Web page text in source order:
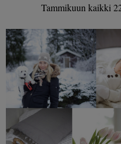
Tammikuun kaikki